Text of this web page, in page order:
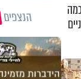
הנצפים